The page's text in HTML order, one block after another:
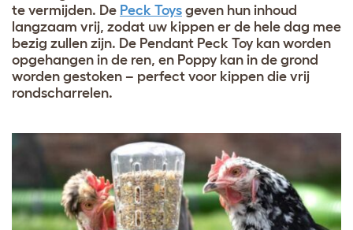
te vermijden. De Peck Toys geven hun inhoud
langzaam vrij, zodat uw kippen er de hele dag mee
bezig zullen zijn. De Pendant Peck Toy kan worden
opgehangen in de ren, en Poppy kan in de grond
worden gestoken – perfect voor kippen die vrij
rondscharrelen.